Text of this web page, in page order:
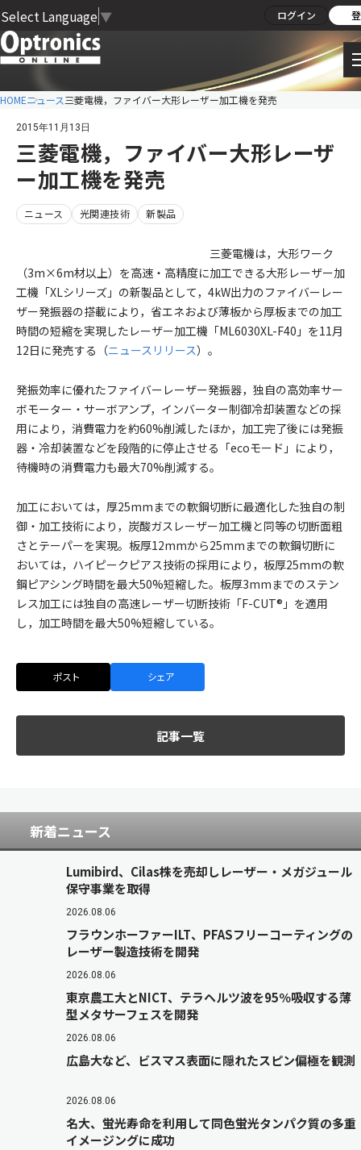
Select Language ▼ ログイン
HOMEニュース三菱電機，ファイバー大形レーザー加工機を発売
2015年11月13日
三菱電機，ファイバー大形レーザ
ー加工機を発売
ニュース 光関連技術 新製品
三菱電機は，大形ワーク
（3m×6m材以上）を高速・高精度に加工できる大形レーザー加
工機「XLシリーズ」の新製品として，4kW出力のファイバーレー
ザー発振器の搭載により，省エネおよび薄板から厚板までの加工
時間の短縮を実現したレーザー加工機「ML6030XL-F40」を11月
12日に発売する（ニュースリリース）。
発振効率に優れたファイバーレーザー発振器，独自の高効率サー
ボモーター・サーボアンプ，インバーター制御冷却装置などの採
用により，消費電力を約60%削減したほか，加工完了後には発振
器・冷却装置などを段階的に停止させる「ecoモード」により，
待機時の消費電力も最大70%削減する。
加工においては，厚25mmまでの軟鋼切断に最適化した独自の制
御・加工技術により，炭酸ガスレーザー加工機と同等の切断面粗
さとテーパーを実現。板厚12mmから25mmまでの軟鋼切断に
おいては，ハイピークピアス技術の採用により，板厚25mmの軟
鋼ピアシング時間を最大50%短縮した。板厚3mmまでのステン
レス加工には独自の高速レーザー切断技術「F-CUT®」を適用
し，加工時間を最大50%短縮している。
ポスト シェア
記事一覧
新着ニュース
Lumibird、Cilas株を売却しレーザー・メガジュール
保守事業を取得
2026.08.06
フラウンホーファーILT、PFASフリーコーティングの
レーザー製造技術を開発
2026.08.06
東京農工大とNICT、テラヘルツ波を95％吸収する薄
型メタサーフェスを開発
2026.08.06
広島大など、ビスマス表面に隠れたスピン偏極を観測
2026.08.06
名大、蛍光寿命を利用して同色蛍光タンパク質の多重
イメージングに成功